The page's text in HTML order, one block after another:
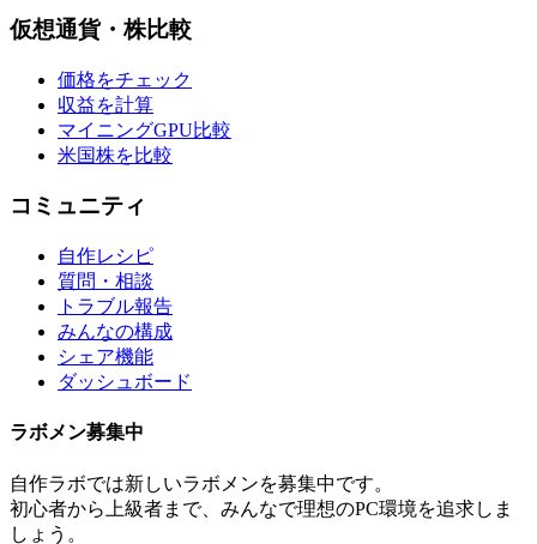
仮想通貨・株比較
価格をチェック
収益を計算
マイニングGPU比較
米国株を比較
コミュニティ
自作レシピ
質問・相談
トラブル報告
みんなの構成
シェア機能
ダッシュボード
ラボメン募集中
自作ラボでは新しいラボメンを募集中です。
初心者から上級者まで、みんなで理想のPC環境を追求しま
しょう。